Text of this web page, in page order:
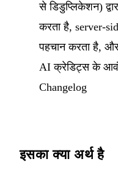
से डिडुप्लिकेशन)
करता है, server-
पहचान करता है,
AI क्रेडिट्स के
Changelog
इसका क्या अर्थ है